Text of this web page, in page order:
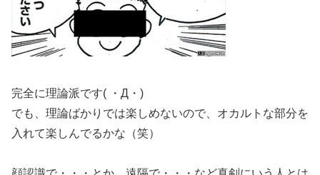
完全に理論派です( ・Д・)
でも、理論ばかりでは楽しめないので、オカルトな部分を
入れて楽しんでるかな（笑）